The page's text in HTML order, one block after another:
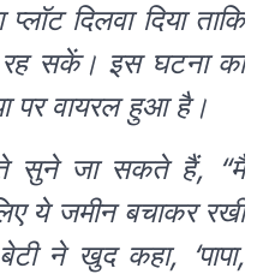
दिलवा दिया ताकि
सकें। इस घटना का
पर वायरल हुआ है।
सुने जा सकते हैं, “मैं
ये जमीन बचाकर रखी
ने खुद कहा, ‘पापा,